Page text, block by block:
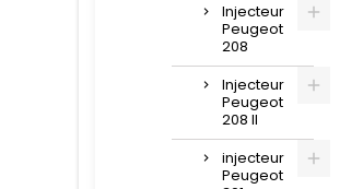
Injecteur
Peugeot
208
Injecteur
Peugeot
208 II
injecteur
Peugeot